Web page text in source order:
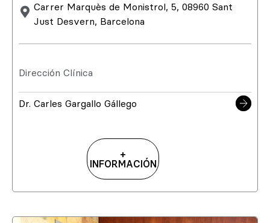
Carrer Marquès de Monistrol, 5, 08960 Sant
Just Desvern, Barcelona
Dirección Clínica
Dr. Carles Gargallo Gállego
+
INFORMACIÓN